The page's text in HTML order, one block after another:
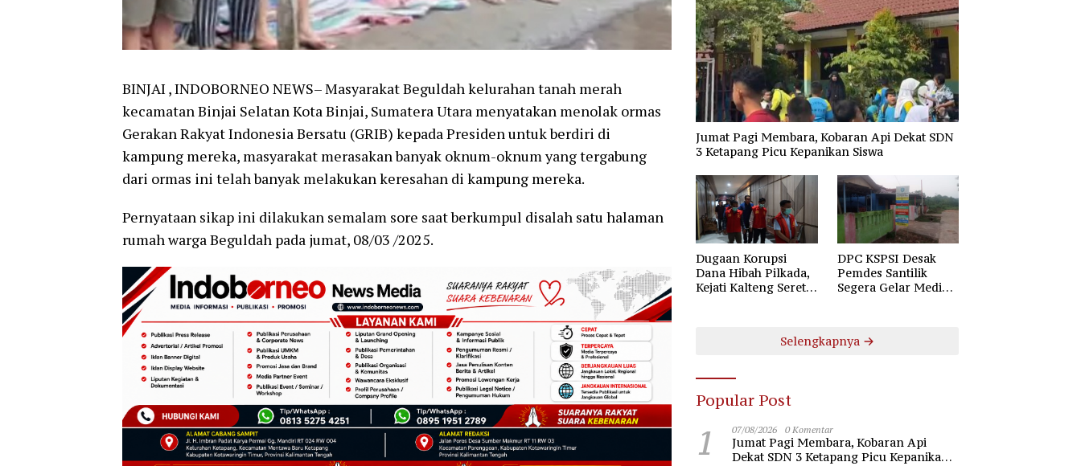
BINJAI , INDOBORNEO NEWS– Masyarakat Beguldah kelurahan tanah merah
kecamatan Binjai Selatan Kota Binjai, Sumatera Utara menyatakan menolak ormas
Gerakan Rakyat Indonesia Bersatu (GRIB) kepada Presiden untuk berdiri di
kampung mereka, masyarakat merasakan banyak oknum-oknum yang tergabung
dari ormas ini telah banyak melakukan keresahan di kampung mereka.
Pernyataan sikap ini dilakukan semalam sore saat berkumpul disalah satu halaman
rumah warga Beguldah pada jumat, 08/03 /2025.
Jumat Pagi Membara, Kobaran Api Dekat SDN
3 Ketapang Picu Kepanikan Siswa
Dugaan Korupsi
Dana Hibah Pilkada,
Kejati Kalteng Seret
DPC KSPSI Desak
Pemdes Santilik
Segera Gelar Mediasi
Selengkapnya
Popular Post
1 07/08/2026 0 Komentar
Jumat Pagi Membara, Kobaran Api
Dekat SDN 3 Ketapang Picu Kepanikan